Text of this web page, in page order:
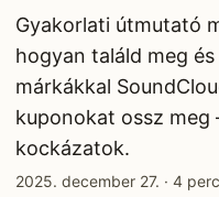
Gyakorlati útmutató
hogyan találd meg
márkákkal
kuponokat ossz
kockázatok.
2025. december 27. · 4 perc